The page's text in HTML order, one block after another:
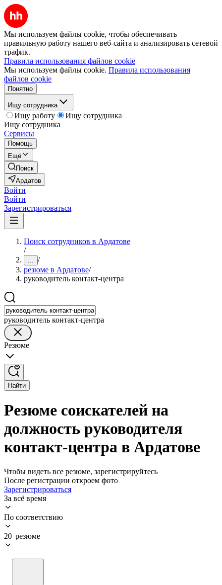
Мы используем файлы cookie, чтобы обеспечивать
правильную работу нашего веб-сайта и анализировать сетевой
трафик.
Правила использования файлов cookie
Мы используем файлы cookie. Правила использования
файлов cookie
Понятно
Ищу сотрудника
Ищу работу
Ищу сотрудника
Ищу сотрудника
Сервисы
Помощь
Ещё
Поиск
Ардатов
Войти
Войти
Зарегистрироваться
Поиск сотрудников в Ардатове
/
... /
резюме в Ардатове/
руководитель контакт-центра
руководитель контакт-центра
Резюме
Найти
Резюме соискателей на
должность руководителя
контакт-центра в Ардатове
Чтобы видеть все резюме, зарегистрируйтесь
После регистрации откроем фото
Зарегистрироваться
За всё время
По соответствию
20 резюме